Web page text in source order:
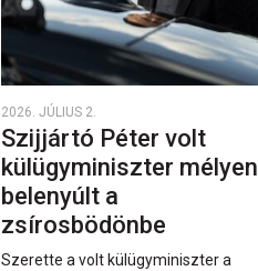
2026. JÚLIUS 2.
Szijjártó Péter volt
külügyminiszter mélyen
belenyúlt a
zsírosbödönbe
Szerette a volt külügyminiszter a